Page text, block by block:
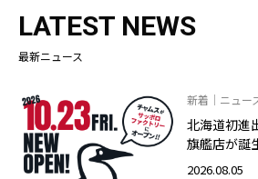
LATEST NEWS
最新ニュース
新着｜ニュー
北海道初進
旗艦店が誕
ァクトリー
2026.08.05